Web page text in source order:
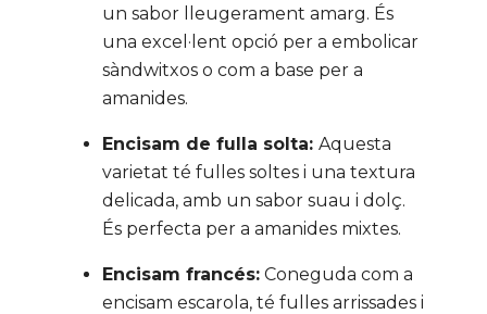
un sabor lleugerament amarg. És
una excel·lent opció per a embolicar
sàndwitxos o com a base per a
amanides.
Encisam de fulla solta: Aquesta
varietat té fulles soltes i una textura
delicada, amb un sabor suau i dolç.
És perfecta per a amanides mixtes.
Encisam francés: Coneguda com a
encisam escarola, té fulles arrissades i